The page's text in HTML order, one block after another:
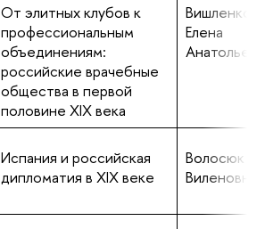
От элитных клубов к
профессиональным
объединениям:
российские врачебные
общества в первой
половине XIX века
Вишленкова
Елена
Испания и российская
дипломатия в XIX веке
Волосюк
Виленовна